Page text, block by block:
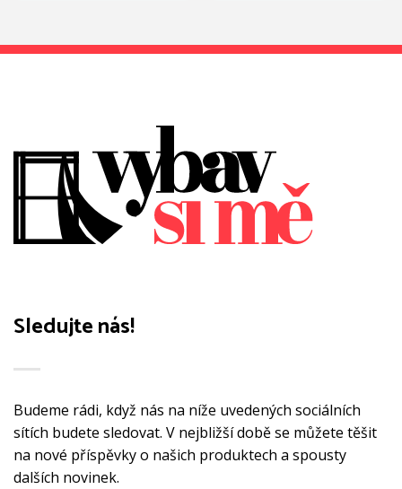
Sledujte nás!
Budeme rádi, když nás na níže uvedených sociálních
sítích budete sledovat. V nejbližší době se můžete těšit
na nové příspěvky o našich produktech a spousty
dalších novinek.